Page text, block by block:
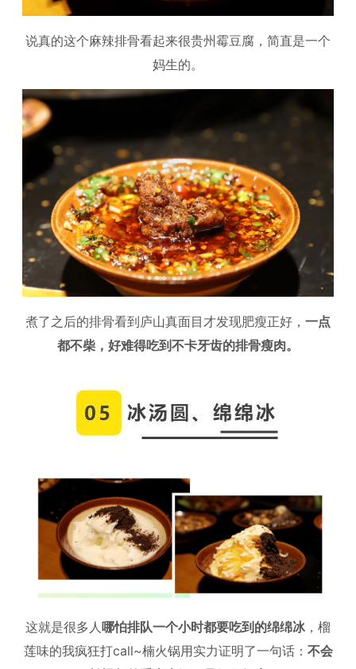
说真的这个麻辣排骨看起来很贵州霉豆腐，简直是一个
妈生的。​
煮了之后的排骨看到庐山真面目才发现肥瘦正好， 一点
都不柴，好难得吃到不卡牙齿的排骨瘦肉。
这就是很多人 哪怕排队一个小时都要吃到的绵绵冰 ，榴
莲味的我疯狂打call~楠火锅用实力证明了一句话： 不会